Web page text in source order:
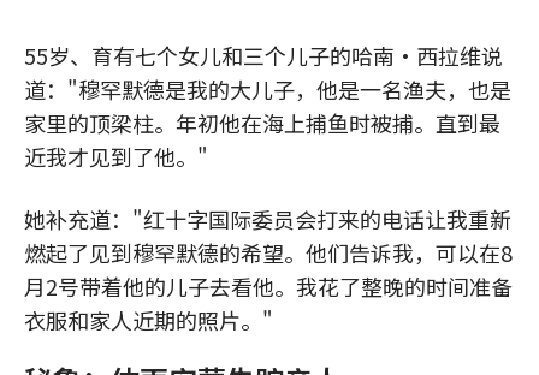
55岁、育有七个女儿和三个儿子的哈南·西拉维说
道："穆罕默德是我的大儿子，他是一名渔夫，也是
家里的顶梁柱。年初他在海上捕鱼时被捕。直到最
近我才见到了他。"
她补充道："红十字国际委员会打来的电话让我重新
燃起了见到穆罕默德的希望。他们告诉我，可以在8
月2号带着他的儿子去看他。我花了整晚的时间准备
衣服和家人近期的照片。"